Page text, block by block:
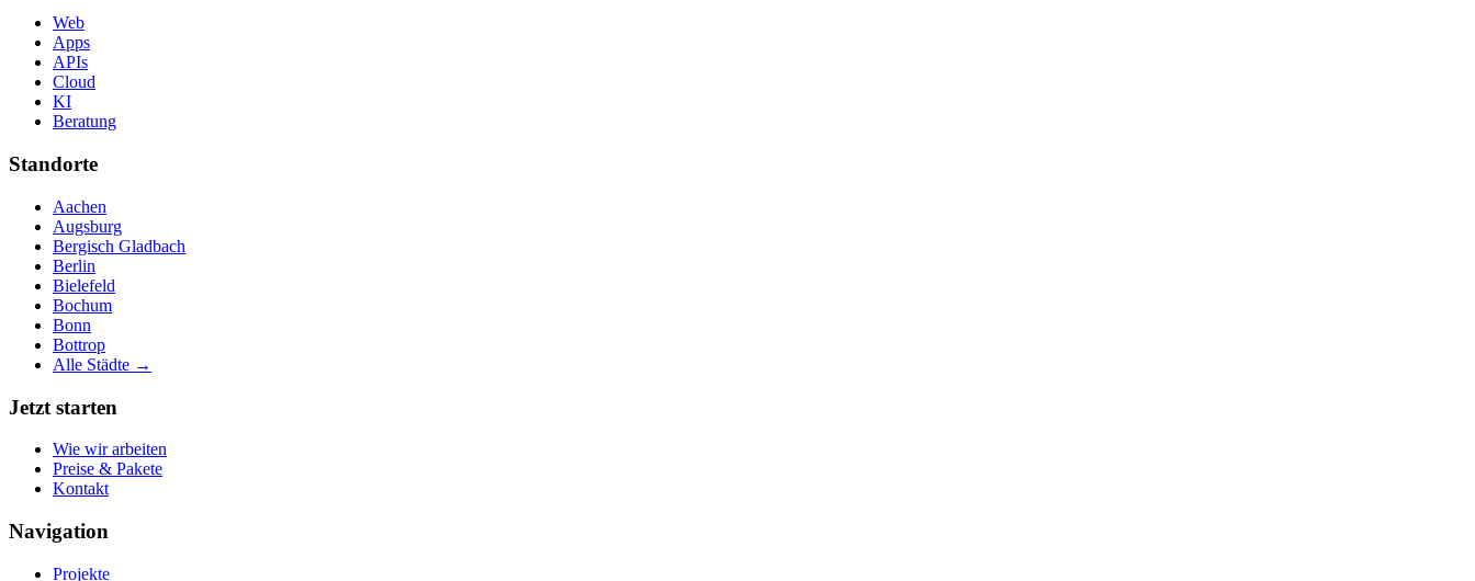
Web
Apps
APIs
Cloud
KI
Beratung
Standorte
Aachen
Augsburg
Bergisch Gladbach
Berlin
Bielefeld
Bochum
Bonn
Bottrop
Alle Städte →
Jetzt starten
Wie wir arbeiten
Preise & Pakete
Kontakt
Navigation
Projekte